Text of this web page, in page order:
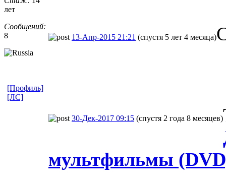
лет
Сообщений:
8
13-Апр-2015 21:21 (спустя 5 лет 4 месяца)
[Профиль]
[ЛС]
30-Дек-2017 09:15 (спустя 2 года 8 месяцев)
мультфильмы